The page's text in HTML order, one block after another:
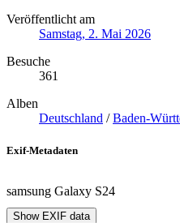
Veröffentlicht am
Samstag, 2. Mai 2026
Besuche
361
Alben
Deutschland /Baden-
Exif-Metadaten
samsung Galaxy S24
Show EXIF data